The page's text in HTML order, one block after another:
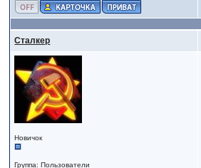
Сталкер
Новичок
Группа: Пользователи